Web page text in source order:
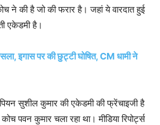
ने की है जो की फरार है। जहां ये वारदात हुई
एकेडमी है।
इगास पर की छुट्टी घोषित, CM धामी ने
सुशील कुमार की एकेडमी की फ्रेंचाइजी है
पवन कुमार चला रहा था। मीडिया रिपोर्ट्स